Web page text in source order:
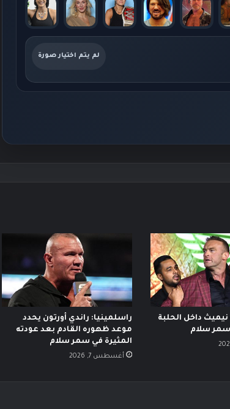
لم يتم اختيار صورة
داخل الحلبة
سمر سلام
راسلمينيا: راندي أورتون يحدد
موعد ظهوره القادم بعد عودته
المثيرة في سمر سلام
أغسطس 7, 2026